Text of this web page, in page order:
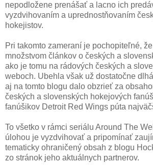
nepodložene prenášať a lacno ich
vyzdvihovaním a uprednostňovaním
hokejistov.
Pri takomto zameraní je pochopiteľné,
množstvom článkov o českých a
ako je tomu na rádových českých a
weboch. Ubehla však už dostatočne
aj na tomto blogu dalo obzrieť za
českých a slovenských hokejových
fanúšikov Detroit Red Wings púta
To všetko v rámci seriálu Around The
úlohou je vyzdvihovať a pripomínať
tematicky ohraničený obsah z blogu
zo stránok jeho aktuálnych partnerov.